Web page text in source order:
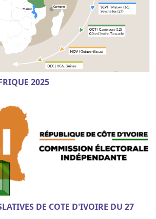
2025
DE COTE D'IVOIRE DU 27